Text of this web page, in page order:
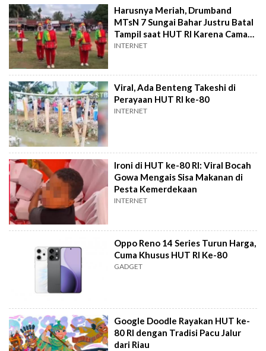
Harusnya Meriah, Drumband
MTsN 7 Sungai Bahar Justru Batal
Tampil saat HUT RI Karena Camat
Ulang Tahun
INTERNET
Viral, Ada Benteng Takeshi di
Perayaan HUT RI ke-80
INTERNET
Ironi di HUT ke-80 RI: Viral Bocah
Gowa Mengais Sisa Makanan di
Pesta Kemerdekaan
INTERNET
Oppo Reno 14 Series Turun Harga,
Cuma Khusus HUT RI Ke-80
GADGET
Google Doodle Rayakan HUT ke-
80 RI dengan Tradisi Pacu Jalur
dari Riau